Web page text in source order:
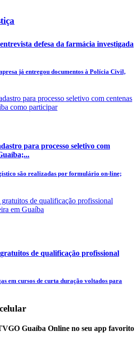
defesa da farmácia investigada
já entregou documentos à Polícia Civil,
para processo seletivo com
são realizadas por formulário on-line;
de qualificação profissional
em cursos de curta duração voltados para
Guaíba Online no seu app favorito